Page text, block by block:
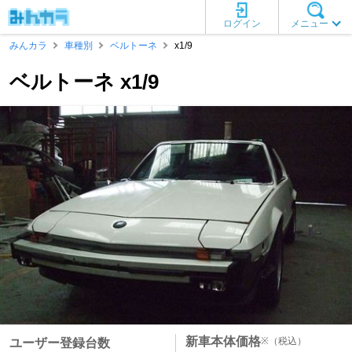
メニュー
ログイン
みんカラ
車種別 ベルトーネ x1/9
ベルトーネ x1/9
ユーザー登録台数 新車本体価格※ （税込）